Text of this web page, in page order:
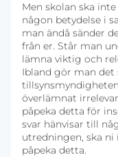
Men skolan ska
någon betydelse i
man ändå sänder
från er. Står man
lämna viktig och
Ibland gör man det
överlämnat
påpeka detta för
svar hänvisar till
utredningen, ska
påpeka detta.